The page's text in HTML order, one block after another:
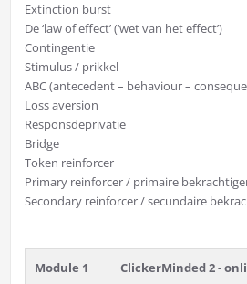
Extinction burst
De ‘law of effect’ (‘wet van het effect’)
Contingentie
Stimulus / prikkel
ABC (antecedent – behaviour –
Loss aversion
Responsdeprivatie
Bridge
Token reinforcer
Primary reinforcer / primaire
Secondary reinforcer / secundaire
Module 1 ClickerMinded 2 -